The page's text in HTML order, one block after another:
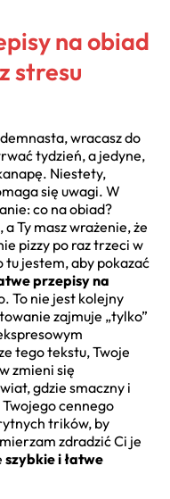
na obiad
stresu
wracasz do
tydzień, a jedyne,
Niestety,
się uwagi. W
co na obiad?
Ty masz wrażenie, że
pizzy po raz trzeci w
tu jestem, aby pokazać
przepisy na
To nie jest kolejny
zajmuje „tylko”
tego tekstu, Twoje
zmieni się
gdzie smaczny i
cennego
trików, by
zdradzić Ci je
szybkie i łatwe